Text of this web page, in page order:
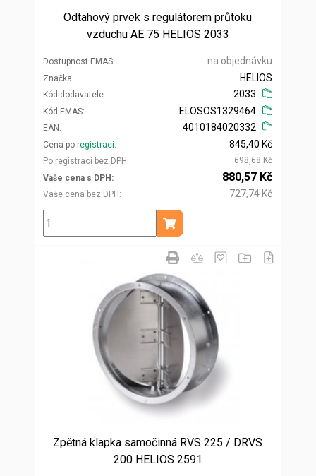
Odtahový prvek s regulátorem průtoku
vzduchu AE 75 HELIOS 2033
Dostupnost EMAS na objednávku
Značka
Kód dodavatele
HELIOS
2033
Kód EMAS
EAN
ELOSOS1329464
4010184020332
Cena po registraci
Po registraci bez DPH
845,40 Kč
698,68 Kč
Vaše cena s DPH
Vaše cena bez DPH
880,57 Kč
727,74 Kč
ks
Přidat do košíku
Zpětná klapka samočinná RVS 225 / DRVS
200 HELIOS 2591